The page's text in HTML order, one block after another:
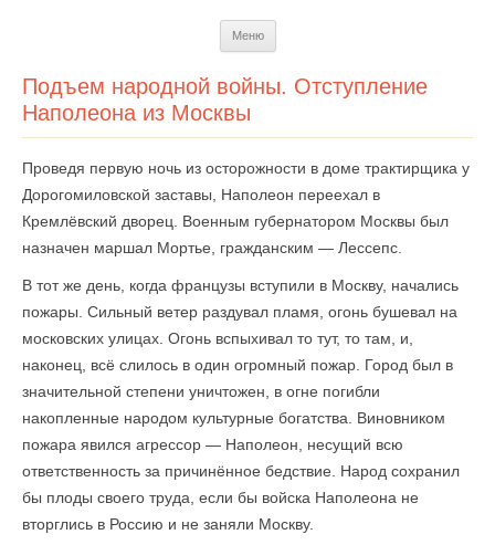
Меню
Подъем народной войны. Отступление
Наполеона из Москвы
Проведя первую ночь из осторожности в доме трактирщика у
Дорогомиловской заставы, Наполеон переехал в
Кремлёвский дворец. Военным губернатором Москвы был
назначен маршал Мортье, гражданским — Лессепс.
В тот же день, когда французы вступили в Москву, начались
пожары. Сильный ветер раздувал пламя, огонь бушевал на
московских улицах. Огонь вспыхивал то тут, то там, и,
наконец, всё слилось в один огромный пожар. Город был в
значительной степени уничтожен, в огне погибли
накопленные народом культурные богатства. Виновником
пожара явился агрессор — Наполеон, несущий всю
ответственность за причинённое бедствие. Народ сохранил
бы плоды своего труда, если бы войска Наполеона не
вторглись в Россию и не заняли Москву.